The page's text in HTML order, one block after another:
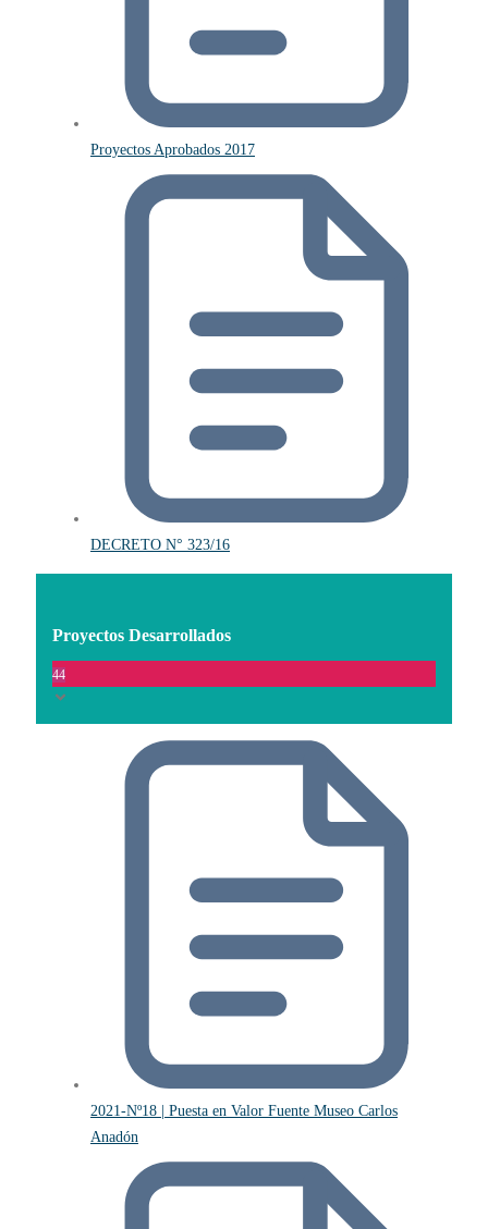
Proyectos Aprobados 2017
DECRETO N° 323/16
Proyectos Desarrollados
44
2021-Nº18 | Puesta en Valor Fuente Museo Carlos
Anadón